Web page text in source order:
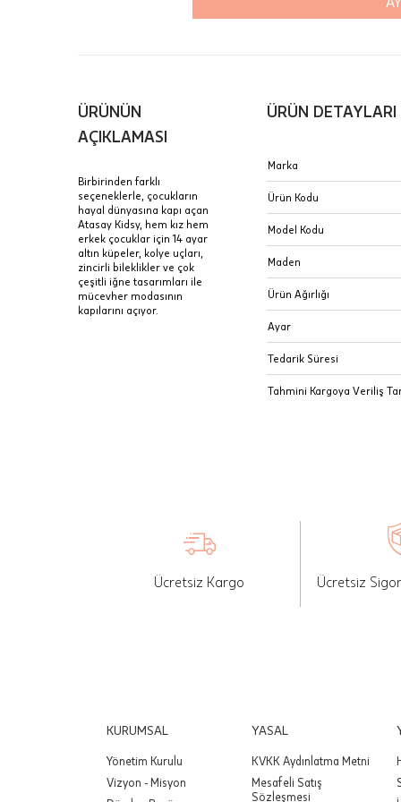
Bileklik
Stoklar çok
Taksit Tablosu
Taksit
Tek Çekim
2 Taksit
ÜRÜNÜN
AÇIKLAMASI
Birbirinden farklı
seçeneklerle, çocukların
hayal dünyasına kapı açan
Atasay Kidsy, hem kız hem
erkek çocuklar için 14 ayar
altın küpeler, kolye uçları,
zincirli bileklikler ve çok
çeşitli iğne tasarımları ile
mücevher modasının
kapılarını açıyor.
ÜRÜN DETAYLARI
Marka
Ürün Kodu
Model Kodu
Maden
Ürün Ağırlığı
Ayar
Tedarik Süresi
Tahmini Kargoya Veriliş
Ücretsiz Kargo Ücretsiz
KURUMSAL
Yönetim Kurulu
Vizyon - Misyon
YASAL
KVKK Aydınlatma Metni
Mesafeli Satış
Sözleşmesi
Aynı
JTR |
Merkezi)
Sipariş
İptal:
Önemli: